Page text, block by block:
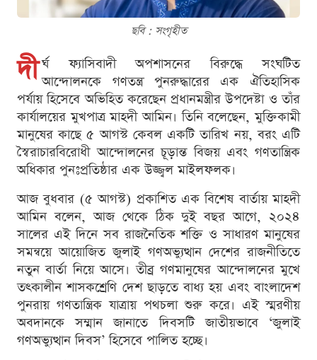
ছবি : সংগৃহীত
দী র্ঘ ফ্যাসিবাদী অপশাসনের বিরুদ্ধে সংঘটিত
আন্দোলনকে গণতন্ত্র পুনরুদ্ধারের এক ঐতিহাসিক
পর্যায় হিসেবে অভিহিত করেছেন প্রধানমন্ত্রীর উপদেষ্টা ও তাঁর
কার্যালয়ের মুখপাত্র মাহদী আমিন। তিনি বলেছেন, মুক্তিকামী
মানুষের কাছে ৫ আগস্ট কেবল একটি তারিখ নয়, বরং এটি
স্বৈরাচারবিরোধী আন্দোলনের চূড়ান্ত বিজয় এবং গণতান্ত্রিক
অধিকার পুনঃপ্রতিষ্ঠার এক উজ্জ্বল মাইলফলক।
আজ বুধবার (৫ আগস্ট) প্রকাশিত এক বিশেষ বার্তায় মাহদী
আমিন বলেন, আজ থেকে ঠিক দুই বছর আগে, ২০২৪
সালের এই দিনে সব রাজনৈতিক শক্তি ও সাধারণ মানুষের
সমন্বয়ে আয়োজিত জুলাই গণঅভ্যুত্থান দেশের রাজনীতিতে
নতুন বার্তা নিয়ে আসে। তীব্র গণমানুষের আন্দোলনের মুখে
তৎকালীন শাসকশ্রেণি দেশ ছাড়তে বাধ্য হয় এবং বাংলাদেশ
পুনরায় গণতান্ত্রিক যাত্রায় পথচলা শুরু করে। এই স্মরণীয়
অবদানকে সম্মান জানাতে দিবসটি জাতীয়ভাবে ‘জুলাই
গণঅভ্যুত্থান দিবস’ হিসেবে পালিত হচ্ছে।